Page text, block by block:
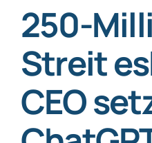
Jetzt
250-
Streit
CEO